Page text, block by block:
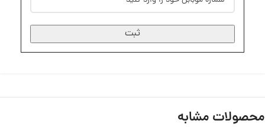
ثبت
محصولات مشابه